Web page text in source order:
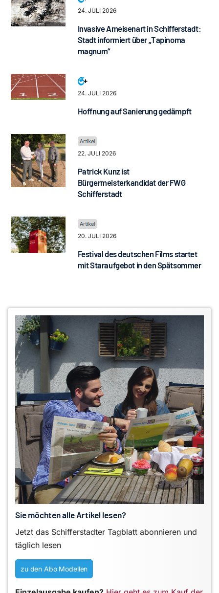
24. JULI 2026
Invasive Ameisenart in Schifferstadt:
Stadt informiert über „Tapinoma
magnum“
24. JULI 2026
Hoffnung auf Sanierung gedämpft
22. JULI 2026
Patrick Kunz ist
Bürgermeisterkandidat der FWG
Schifferstadt
20. JULI 2026
Festival des deutschen Films startet
mit Staraufgebot in den Spätsommer
Sie möchten alle Artikel lesen?
Jetzt das Schifferstadter Tagblatt abonnieren und
täglich lesen
zu den Abo Modellen